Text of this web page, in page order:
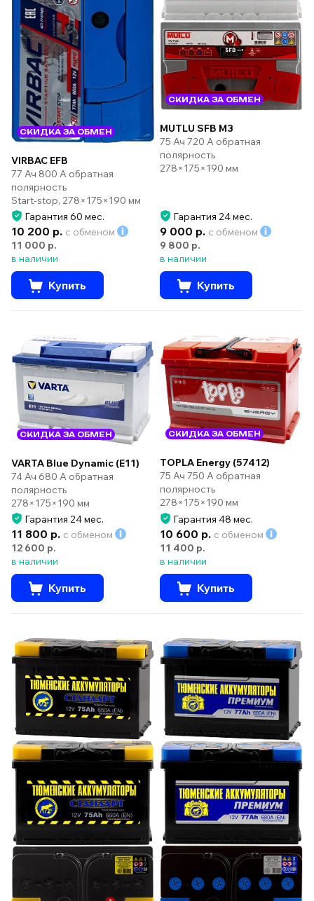
СКИДКА ЗА ОБМЕН
VIRBAC EFB
77 Ач 800 А обратная
полярность
Start-stop, 278×175×190 мм
Гарантия 60 мес.
10 200 р. с обменом
11 000 р.
в наличии
Купить
СКИДКА ЗА ОБМЕН
MUTLU SFB M3
75 Ач 720 А обратная
полярность
278×175×190 мм
Гарантия 24 мес.
9 000 р. с обменом
9 800 р.
в наличии
Купить
СКИДКА ЗА ОБМЕН
VARTA Blue Dynamic (E11)
74 Ач 680 А обратная
полярность
278×175×190 мм
Гарантия 24 мес.
11 800 р. с обменом
12 600 р.
в наличии
Купить
СКИДКА ЗА ОБМЕН
TOPLA Energy (57412)
75 Ач 750 А обратная
полярность
278×175×190 мм
Гарантия 48 мес.
10 600 р. с обменом
11 400 р.
в наличии
Купить